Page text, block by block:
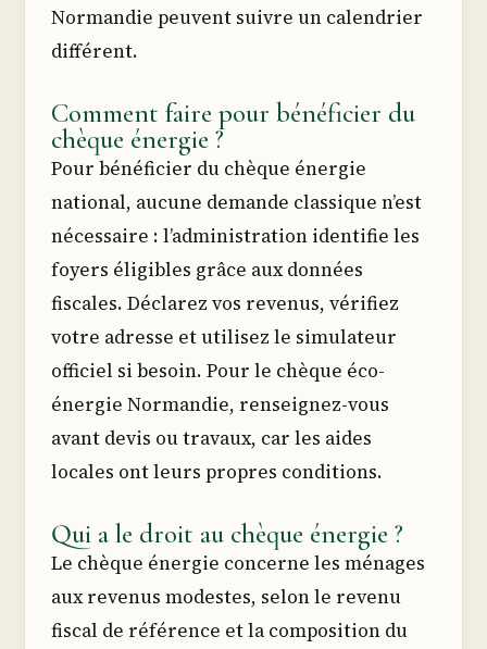
Normandie peuvent suivre un calendrier
différent.
Comment faire pour bénéficier du
chèque énergie ?
Pour bénéficier du chèque énergie
national, aucune demande classique n’est
nécessaire : l’administration identifie les
foyers éligibles grâce aux données
fiscales. Déclarez vos revenus, vérifiez
votre adresse et utilisez le simulateur
officiel si besoin. Pour le chèque éco-
énergie Normandie, renseignez-vous
avant devis ou travaux, car les aides
locales ont leurs propres conditions.
Qui a le droit au chèque énergie ?
Le chèque énergie concerne les ménages
aux revenus modestes, selon le revenu
fiscal de référence et la composition du